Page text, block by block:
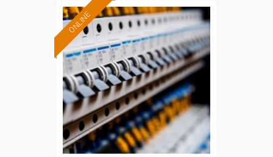
ONLINE
Formación 100%
subvencionada.
Para desempleados,
trabajadores y autónomos.
Sector
-Energía y Agua.